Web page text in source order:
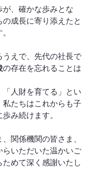
、確かな歩みとな
の成長に寄り添えたと
うえで、先代の社長で
の存在を忘れることは
「人財を育てる」とい
私たちはこれからも子
み続けます。
関係機関の皆さま、
らいただいた温かいご
めて深く感謝いたし